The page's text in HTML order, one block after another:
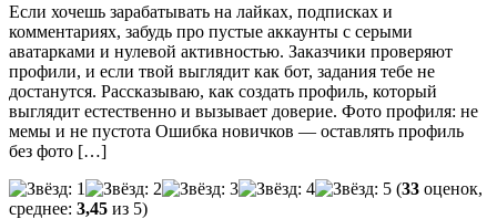
Если хочешь зарабатывать на лайках, подписках и
комментариях, забудь про пустые аккаунты с серыми
аватарками и нулевой активностью. Заказчики проверяют
профили, и если твой выглядит как бот, задания тебе не
достанутся. Рассказываю, как создать профиль, который
выглядит естественно и вызывает доверие. Фото профиля: не
мемы и не пустота Ошибка новичков — оставлять профиль
без фото […]
(33 оценок,
среднее: 3,45 из 5)